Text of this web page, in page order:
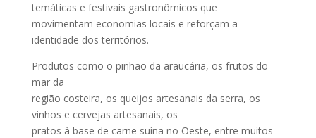
temáticas e festivais gastronômicos que
movimentam economias locais e reforçam a
identidade dos territórios.
Produtos como o pinhão da araucária, os frutos do
mar da
região costeira, os queijos artesanais da serra, os
vinhos e cervejas artesanais, os
pratos à base de carne suína no Oeste, entre muitos